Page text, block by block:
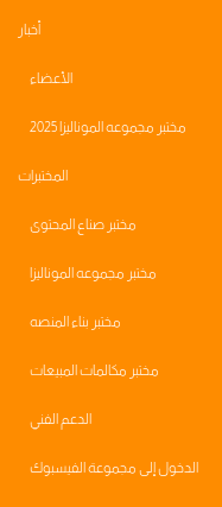
أخبار
الأعضاء
مختبر مجموعه الموناليزا 2025
المختبرات
مختبر صناع المحتوى
مختبر مجموعه الموناليزا
مختبر بناء المنصه
مختبر مكالمات المبيعات
الدعم الفني
الدخول إلى مجموعة الفيسبوك